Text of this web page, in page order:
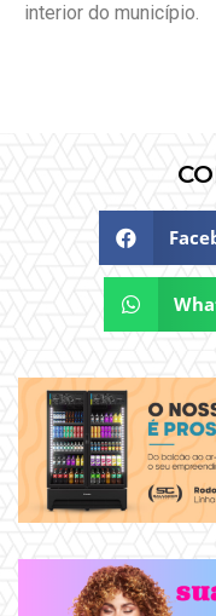
interior do município.